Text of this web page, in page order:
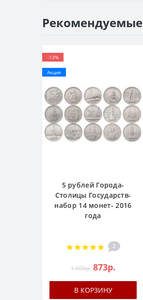
-13%
Акция
5 рублей Города-
Столицы Государств-
набор 14 монет- 2016
года
2
1 000р. 873р.
В КОРЗИНУ